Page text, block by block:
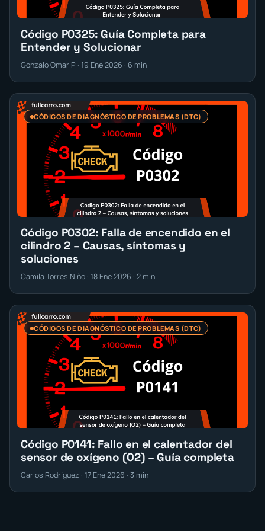
Código P0325: Guía Completa para
Entender y Solucionar
Gonzalo Omar P · 19 Ene 2026 · 6 min
CÓDIGOS DE DIAGNÓSTICO DE PROBLEMAS (DTC)
Código P0302: Falla de encendido en el
cilindro 2 – Causas, síntomas y
soluciones
Camila Torres Niño · 18 Ene 2026 · 2 min
CÓDIGOS DE DIAGNÓSTICO DE PROBLEMAS (DTC)
Código P0141: Fallo en el calentador del
sensor de oxígeno (O2) – Guía completa
Carlos Rodríguez · 17 Ene 2026 · 3 min